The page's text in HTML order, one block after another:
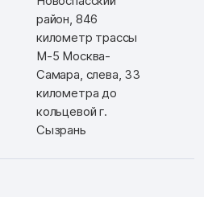
район, 846
километр трассы
М-5 Москва-
Самара, слева, 33
километра до
кольцевой г.
Сызрань